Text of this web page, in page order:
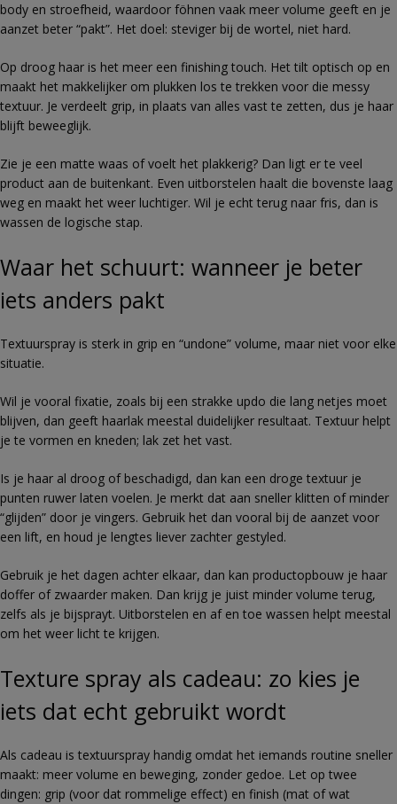
body en stroefheid, waardoor föhnen vaak meer volume geeft en je
aanzet beter “pakt”. Het doel: steviger bij de wortel, niet hard.
Op droog haar is het meer een finishing touch. Het tilt optisch op en
maakt het makkelijker om plukken los te trekken voor die messy
textuur. Je verdeelt grip, in plaats van alles vast te zetten, dus je haar
blijft beweeglijk.
Zie je een matte waas of voelt het plakkerig? Dan ligt er te veel
product aan de buitenkant. Even uitborstelen haalt die bovenste laag
weg en maakt het weer luchtiger. Wil je echt terug naar fris, dan is
wassen de logische stap.
Waar het schuurt: wanneer je beter
iets anders pakt
Textuurspray is sterk in grip en “undone” volume, maar niet voor elke
situatie.
Wil je vooral fixatie, zoals bij een strakke updo die lang netjes moet
blijven, dan geeft haarlak meestal duidelijker resultaat. Textuur helpt
je te vormen en kneden; lak zet het vast.
Is je haar al droog of beschadigd, dan kan een droge textuur je
punten ruwer laten voelen. Je merkt dat aan sneller klitten of minder
“glijden” door je vingers. Gebruik het dan vooral bij de aanzet voor
een lift, en houd je lengtes liever zachter gestyled.
Gebruik je het dagen achter elkaar, dan kan productopbouw je haar
doffer of zwaarder maken. Dan krijg je juist minder volume terug,
zelfs als je bijsprayt. Uitborstelen en af en toe wassen helpt meestal
om het weer licht te krijgen.
Texture spray als cadeau: zo kies je
iets dat echt gebruikt wordt
Als cadeau is textuurspray handig omdat het iemands routine sneller
maakt: meer volume en beweging, zonder gedoe. Let op twee
dingen: grip (voor dat rommelige effect) en finish (mat of wat